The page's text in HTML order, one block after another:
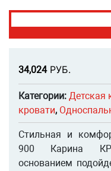
34,024 РУБ.
Категории: Детская
кровати,
Стильная и
900 Карина КР-
основанием